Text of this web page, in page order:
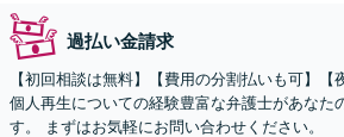
過払い金請求
【初回相談は無料】【費用の分割払いも可】
個人再生についての経験豊富な弁護士があなた
す。 まずはお気軽にお問い合わせください。